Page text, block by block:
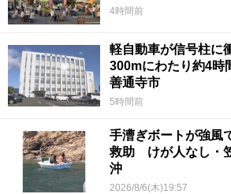
4時間前
軽自動車が信号柱
300mにわたり約4
善通寺市
5時間前
手漕ぎボートが強
救助 けが人なし・
沖
2026/8/6(木)19:57